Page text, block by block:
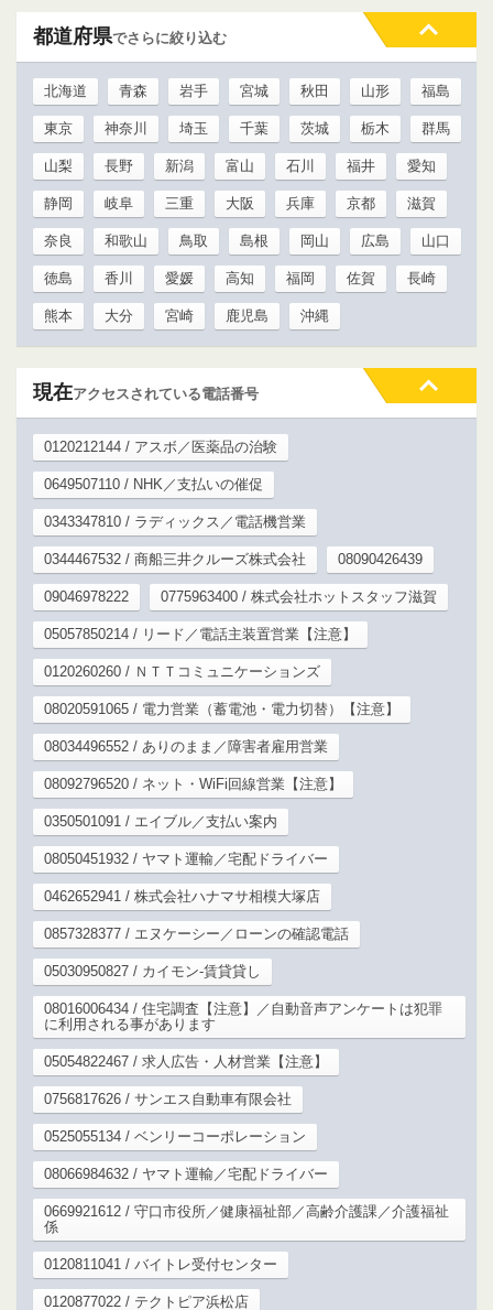
都道府県でさらに絞り込む
北海道 青森 岩手 宮城 秋田 山形 福島
東京 神奈川 埼玉 千葉 茨城 栃木 群馬
山梨 長野 新潟 富山 石川 福井 愛知
静岡 岐阜 三重 大阪 兵庫 京都 滋賀
奈良 和歌山 鳥取 島根 岡山 広島 山口
徳島 香川 愛媛 高知 福岡 佐賀 長崎
熊本 大分 宮崎 鹿児島 沖縄
現在アクセスされている電話番号
0120212144 / アスボ／医薬品の治験
0649507110 / NHK／支払いの催促
0343347810 / ラディックス／電話機営業
0344467532 / 商船三井クルーズ株式会社 08090426439
09046978222 0775963400 / 株式会社ホットスタッフ滋賀
05057850214 / リード／電話主装置営業【注意】
0120260260 / ＮＴＴコミュニケーションズ
08020591065 / 電力営業（蓄電池・電力切替）【注意】
08034496552 / ありのまま／障害者雇用営業
08092796520 / ネット・WiFi回線営業【注意】
0350501091 / エイブル／支払い案内
08050451932 / ヤマト運輸／宅配ドライバー
0462652941 / 株式会社ハナマサ相模大塚店
0857328377 / エヌケーシー／ローンの確認電話
05030950827 / カイモン-賃貸貸し
08016006434 / 住宅調査【注意】／自動音声アンケートは犯罪
に利用される事があります
05054822467 / 求人広告・人材営業【注意】
0756817626 / サンエス自動車有限会社
0525055134 / ベンリーコーポレーション
08066984632 / ヤマト運輸／宅配ドライバー
0669921612 / 守口市役所／健康福祉部／高齢介護課／介護福祉
係
0120811041 / バイトレ受付センター
0120877022 / テクトピア浜松店